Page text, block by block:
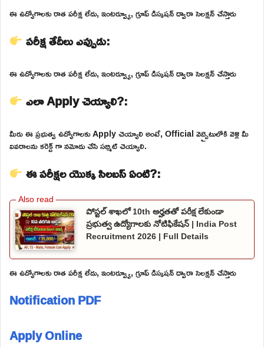
ఈ ఉద్యోగాలకు రాత పరీక్ష లేదు, ఇంటర్వ్యూ, గ్రూప్ డిస్కషన్ ద్వారా సెలక్షన్ చేస్తారు
పరీక్ష తేదీలు ఎప్పుడు:
ఈ ఉద్యోగాలకు రాత పరీక్ష లేదు, ఇంటర్వ్యూ, గ్రూప్ డిస్కషన్ ద్వారా సెలక్షన్ చేస్తారు
ఎలా Apply చెయ్యాలి?:
మీరు ఈ ప్రభుత్వ ఉద్యోగాలకు Apply చెయ్యాలి అంటే, Official వెబ్సైటులోకి వెళ్లి మీ
వివరాలను కరెక్ట్ గా నమోదు చేసి సబ్మిట్ చెయ్యాలి.
ఈ పరీక్షల యొక్క సిలబస్ ఏంటి?:
పోస్టల్ శాఖలో 10th అర్హతతో పరీక్ష లేకుండా
ప్రభుత్వ ఉద్యోగాలకు నోటిఫికేషన్ | India Post
Recruitment 2026 | Full Details
ఈ ఉద్యోగాలకు రాత పరీక్ష లేదు, ఇంటర్వ్యూ, గ్రూప్ డిస్కషన్ ద్వారా సెలక్షన్ చేస్తారు
Notification PDF
Apply Online